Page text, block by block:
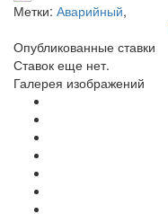
Метки: Аварийный,
Опубликованные ставки
Ставок еще нет.
Галерея изображений